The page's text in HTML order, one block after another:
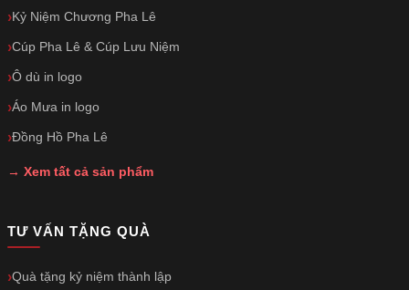
Kỷ Niệm Chương Pha Lê
Cúp Pha Lê & Cúp Lưu Niệm
Ô dù in logo
Áo Mưa in logo
Đồng Hồ Pha Lê
→ Xem tất cả sản phẩm
TƯ VẤN TẶNG QUÀ
Quà tặng kỷ niệm thành lập